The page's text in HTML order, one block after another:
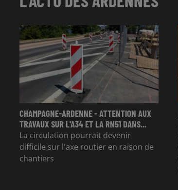
CHAMPAGNE-ARDENNE - ATTENTION AUX
TRAVAUX SUR L'A34 ET LA RN51 DANS...
La circulation pourrait devenir
difficile sur l'axe routier en raison de
chantiers